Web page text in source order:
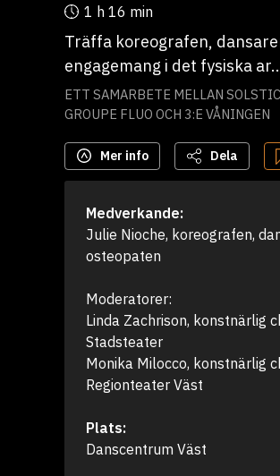
1 h 16 min
Träffa koreografen,
engagemang i det fysiska
ETT SAMARBETE MELLAN
GROUPE FLUO OCH 3:E VÅNINGEN
Mer info Dela
Medverkande:
Julie Nioche, koreografen,
osteopaten
Moderatorer:
Linda Zachrison, konstnärlig
Stadsteater
Monika Milocco, konstnärlig
Regionteater Väst
Plats:
Danscentrum Väst